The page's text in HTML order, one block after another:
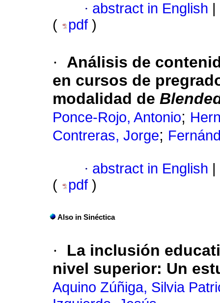
· abstract in English
(
pdf )
·
Análisis de
en cursos de
modalidad de
Ponce-Rojo, Antonio;
Contreras, Jorge;
· abstract in English
(
pdf )
Also in Sinéctica
·
La inclusión
nivel superior: Un
Aquino Zúñiga, Silvia